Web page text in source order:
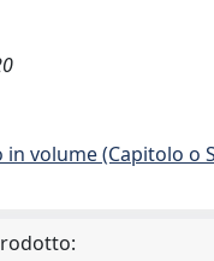
volume (Capitolo o